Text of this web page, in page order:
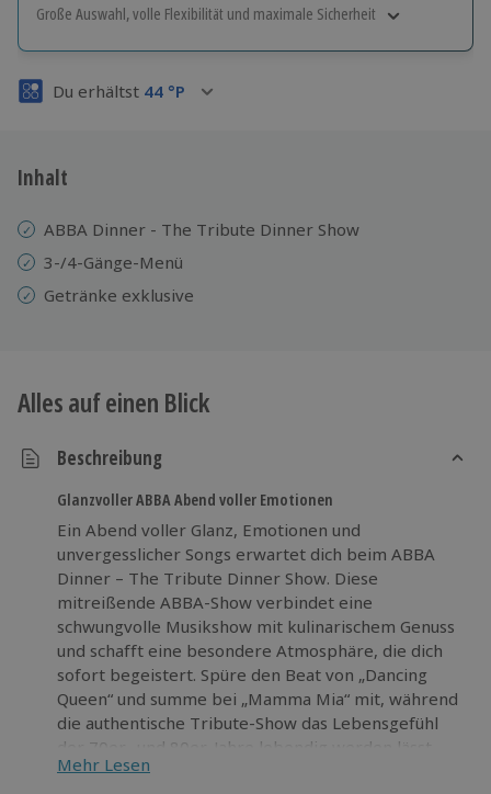
Große Auswahl, volle Flexibilität und maximale Sicherheit
Volle Flexibilität
3 Jahre gültig & verlängerbar.
Du erhältst 44 °P
Inhalt
ABBA Dinner - The Tribute Dinner Show
3-/4-Gänge-Menü
Getränke exklusive
Alles auf einen Blick
Beschreibung
Glanzvoller ABBA Abend voller Emotionen
Ein Abend voller Glanz, Emotionen und
unvergesslicher Songs erwartet dich beim ABBA
Dinner – The Tribute Dinner Show. Diese
mitreißende ABBA-Show verbindet eine
schwungvolle Musikshow mit kulinarischem Genuss
und schafft eine besondere Atmosphäre, die dich
sofort begeistert. Spüre den Beat von „Dancing
Queen“ und summe bei „Mamma Mia“ mit, während
die authentische Tribute-Show das Lebensgefühl
der 70er- und 80er-Jahre lebendig werden lässt.
Zwischen den eindrucksvollen Live-Auftritten
Mehr Lesen